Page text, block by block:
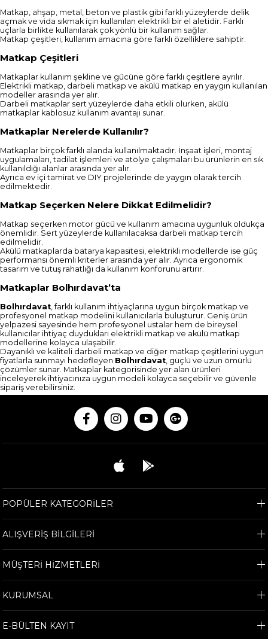
Matkap, ahşap, metal, beton ve plastik gibi farklı yüzeylerde delik
açmak ve vida sıkmak için kullanılan elektrikli bir el aletidir. Farklı
uçlarla birlikte kullanılarak çok yönlü bir kullanım sağlar.
Matkap çeşitleri, kullanım amacına göre farklı özelliklere sahiptir.
Matkap Çeşitleri
Matkaplar kullanım şekline ve gücüne göre farklı çeşitlere ayrılır.
Elektrikli matkap, darbeli matkap ve akülü matkap en yaygın kullanılan
modeller arasında yer alır.
Darbeli matkaplar sert yüzeylerde daha etkili olurken, akülü
matkaplar kablosuz kullanım avantajı sunar.
Matkaplar Nerelerde Kullanılır?
Matkaplar birçok farklı alanda kullanılmaktadır. İnşaat işleri, montaj
uygulamaları, tadilat işlemleri ve atölye çalışmaları bu ürünlerin en sık
kullanıldığı alanlar arasında yer alır.
Ayrıca ev içi tamirat ve DIY projelerinde de yaygın olarak tercih
edilmektedir.
Matkap Seçerken Nelere Dikkat Edilmelidir?
Matkap seçerken motor gücü ve kullanım amacına uygunluk oldukça
önemlidir. Sert yüzeylerde kullanılacaksa darbeli matkap tercih
edilmelidir.
Akülü matkaplarda batarya kapasitesi, elektrikli modellerde ise güç
performansı önemli kriterler arasında yer alır. Ayrıca ergonomik
tasarım ve tutuş rahatlığı da kullanım konforunu artırır.
Matkaplar Bolhırdavat’ta
Bolhırdavat, farklı kullanım ihtiyaçlarına uygun birçok matkap ve
profesyonel matkap modelini kullanıcılarla buluşturur. Geniş ürün
yelpazesi sayesinde hem profesyonel ustalar hem de bireysel
kullanıcılar ihtiyaç duydukları elektrikli matkap ve akülü matkap
modellerine kolayca ulaşabilir.
Dayanıklı ve kaliteli darbeli matkap ve diğer matkap çeşitlerini uygun
fiyatlarla sunmayı hedefleyen Bolhırdavat, güçlü ve uzun ömürlü
çözümler sunar. Matkaplar kategorisinde yer alan ürünleri
inceleyerek ihtiyacınıza uygun modeli kolayca seçebilir ve güvenle
sipariş verebilirsiniz.
POPÜLER KATEGORİLER
ALIŞVERİŞ BİLGİLERİ
MÜŞTERİ HİZMETLERİ
KURUMSAL
E-BÜLTEN KAYIT